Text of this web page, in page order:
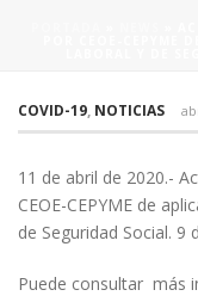
COVID-19, NOTICIAS
11 de abril de 2020.-
CEOE-CEPYME de
de Seguridad Social. 9
Puede consultar más